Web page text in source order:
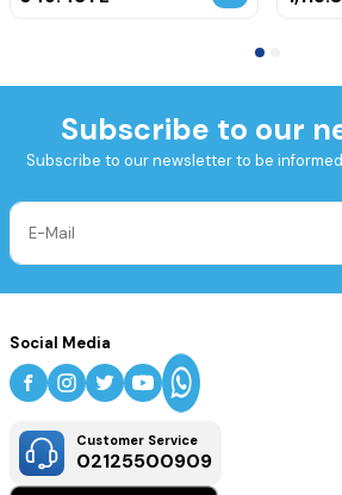
Subscribe to our
Subscribe to our newsletter to be
Social Media
Customer Service
02125500909